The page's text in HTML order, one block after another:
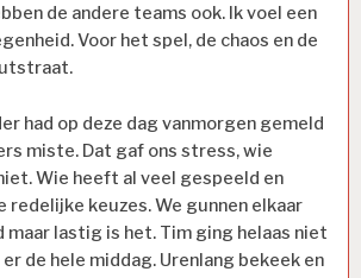
de andere teams ook. Ik voel een
Voor het spel, de chaos en de
had op deze dag vanmorgen gemeld
miste. Dat gaf ons stress, wie
Wie heeft al veel gespeeld en
redelijke keuzes. We gunnen elkaar
maar lastig is het. Tim ging helaas niet
de hele middag. Urenlang bekeek en